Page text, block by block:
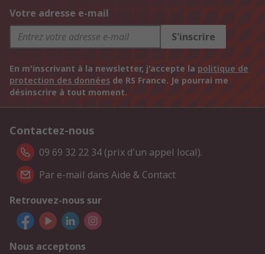
Votre adresse e-mail
S'inscrire
En m'inscrivant à la newsletter, j'accepte la politique de
protection des données de RS France. Je pourrai me
désinscrire à tout moment.
Contactez-nous
09 69 32 22 34 (prix d'un appel local).
Par e-mail dans Aide & Contact
Retrouvez-nous sur
Nous acceptons